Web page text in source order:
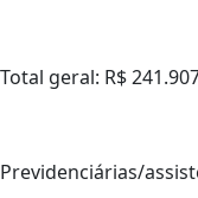
Total geral: R$
Previdenciárias/